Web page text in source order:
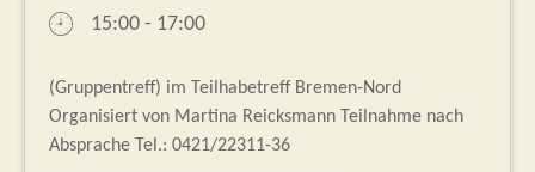
15:00 - 17:00
(Gruppentreff) im Teilhabetreff Bremen-Nord
Organisiert von Martina Reicksmann Teilnahme nach
Absprache Tel.: 0421/22311-36